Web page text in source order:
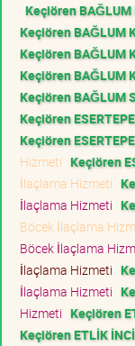
Keçiören BAĞLUM
Keçiören BAĞLUM
Keçiören BAĞLUM
Keçiören BAĞLUM
Keçiören BAĞLUM
Keçiören
Keçiören
Hizmeti Keçiören
İlaçlama Hizmeti
İlaçlama Hizmeti
Böcek İlaçlama
Böcek İlaçlama
İlaçlama Hizmeti
İlaçlama Hizmeti
Hizmeti Keçiören
Keçiören ETLİK